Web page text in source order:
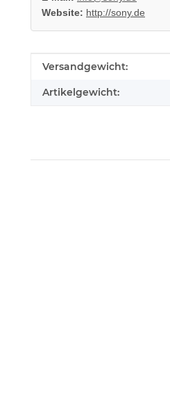
Website: http://sony.de
Produkteigenschaft
Wert
Versandgewicht:
Artikelgewicht:
Sony Playstation 3 KEM KES